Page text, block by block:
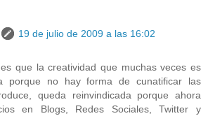
19 de julio de 2009 a las 16:02
que la creatividad que muchas veces es
porque no hay forma de cunatificar las
queda reinvindicada porque ahora
en Blogs, Redes Sociales, Twitter y